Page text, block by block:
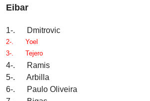
Eibar
1-. Dmitrovic
2-. Yoel
3-. Tejero
4-. Ramis
5-. Arbilla
6-. Paulo Oliveira